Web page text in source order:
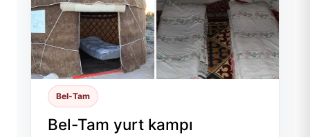
Bel-Tam
Bel-Tam yurt kampı